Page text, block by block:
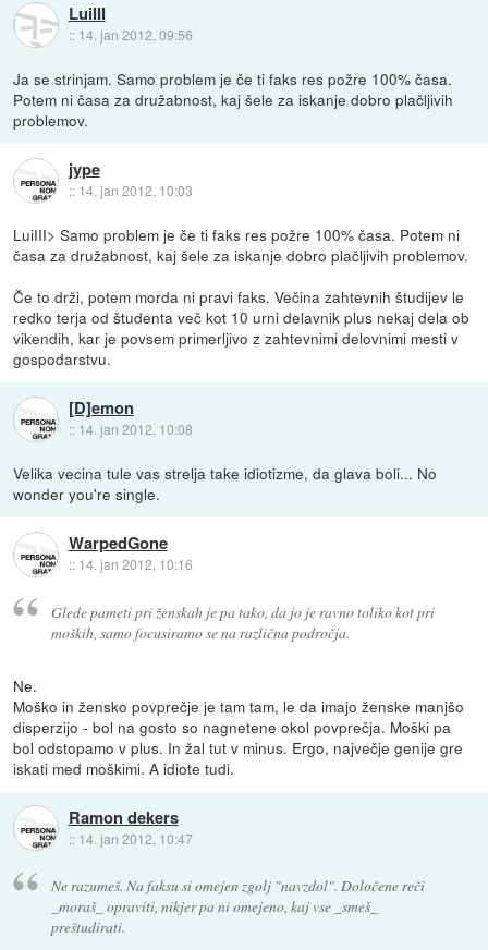
LuiIII
:: 14. jan 2012, 09:56
Ja se strinjam. Samo problem je če ti faks res požre 100% časa.
Potem ni časa za družabnost, kaj šele za iskanje dobro plačljivih
problemov.
jype
:: 14. jan 2012, 10:03
LuiIII> Samo problem je če ti faks res požre 100% časa. Potem ni
časa za družabnost, kaj šele za iskanje dobro plačljivih problemov.
Če to drži, potem morda ni pravi faks. Večina zahtevnih študijev le
redko terja od študenta več kot 10 urni delavnik plus nekaj dela ob
vikendih, kar je povsem primerljivo z zahtevnimi delovnimi mesti v
gospodarstvu.
[D]emon
:: 14. jan 2012, 10:08
Velika vecina tule vas strelja take idiotizme, da glava boli... No
wonder you're single.
WarpedGone
:: 14. jan 2012, 10:16
Glede pameti pri ženskah je pa tako, da jo je ravno toliko kot pri
moških, samo focusiramo se na različna področja.
Ne.
Moško in žensko povprečje je tam tam, le da imajo ženske manjšo
disperzijo - bol na gosto so nagnetene okol povprečja. Moški pa
bol odstopamo v plus. In žal tut v minus. Ergo, največje genije gre
iskati med moškimi. A idiote tudi.
Ramon dekers
:: 14. jan 2012, 10:47
Ne razumeš. Na faksu si omejen zgolj "navzdol". Določene reči
_moraš_ opraviti, nikjer pa ni omejeno, kaj vse _smeš_
preštudirati.